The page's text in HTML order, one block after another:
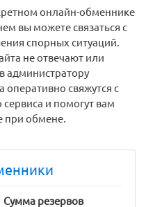
онлайн-обменнике
вы можете связаться с
спорных ситуаций.
не отвечают или
администратору
свяжутся с
и помогут вам
при обмене.
Сумма резервов